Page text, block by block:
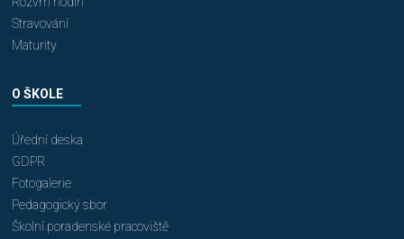
Stravování
Maturity
O ŠKOLE
Úřední deska
GDPR
Fotogalerie
Pedagogický sbor
Školní poradenské pracoviště